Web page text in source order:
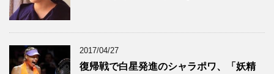
2017/04/27
復帰戦で白星発進のシャラポワ、「妖精